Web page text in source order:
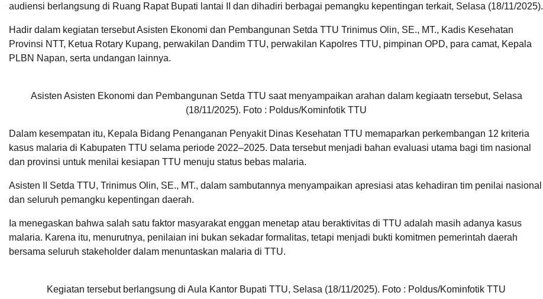
audiensi berlangsung di Ruang Rapat Bupati lantai II dan dihadiri berbagai pemangku kepentingan terkait, Selasa (18/11/2025).
Hadir dalam kegiatan tersebut Asisten Ekonomi dan Pembangunan Setda TTU Trinimus Olin, SE., MT., Kadis Kesehatan
Provinsi NTT, Ketua Rotary Kupang, perwakilan Dandim TTU, perwakilan Kapolres TTU, pimpinan OPD, para camat, Kepala
PLBN Napan, serta undangan lainnya.
Asisten Asisten Ekonomi dan Pembangunan Setda TTU saat menyampaikan arahan dalam kegiaatn tersebut, Selasa
(18/11/2025). Foto : Poldus/Kominfotik TTU
Dalam kesempatan itu, Kepala Bidang Penanganan Penyakit Dinas Kesehatan TTU memaparkan perkembangan 12 kriteria
kasus malaria di Kabupaten TTU selama periode 2022–2025. Data tersebut menjadi bahan evaluasi utama bagi tim nasional
dan provinsi untuk menilai kesiapan TTU menuju status bebas malaria.
Asisten II Setda TTU, Trinimus Olin, SE., MT., dalam sambutannya menyampaikan apresiasi atas kehadiran tim penilai nasional
dan seluruh pemangku kepentingan daerah.
Ia menegaskan bahwa salah satu faktor masyarakat enggan menetap atau beraktivitas di TTU adalah masih adanya kasus
malaria. Karena itu, menurutnya, penilaian ini bukan sekadar formalitas, tetapi menjadi bukti komitmen pemerintah daerah
bersama seluruh stakeholder dalam menuntaskan malaria di TTU.
Kegiatan tersebut berlangsung di Aula Kantor Bupati TTU, Selasa (18/11/2025). Foto : Poldus/Kominfotik TTU